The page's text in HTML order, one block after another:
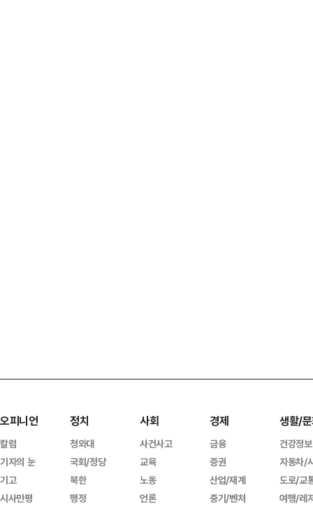
오피니언
칼럼
기자의 눈
기고
시사만평
정치
청와대
국회/정당
북한
행정
사회
사건사고
교육
노동
언론
경제
금융
증권
산업/재계
중기/벤처
생활/
건강정보
자동차/
도로/교
여행/레